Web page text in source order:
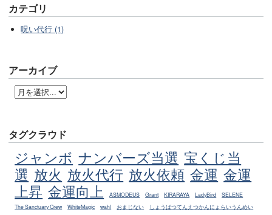
カテゴリ
呪い代行 (1)
アーカイブ
タグクラウド
ジャンボ ナンバーズ当選 宝くじ当
選 放火 放火代行 放火依頼 金運 金運
上昇 金運向上 ASMODEUS Grant KIRARAYA LadyBird
SELENE
The Sanctuary Crew
WhiteMagic wahl おまじない
しょうばつてんえつかんにょらいうんめい